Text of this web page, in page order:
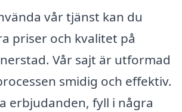
vår tjänst kan du
priser och kvalitet på
Vår sajt är utformad
smidig och effektiv.
erbjudanden, fyll i några